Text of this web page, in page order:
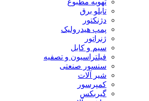
تهویه مطبوع
تابلو برق
دژنکتور
پمپ هیدرولیک
ژنراتور
سیم و کابل
فیلتراسیون و تصفیه
سنسور صنعتی
شیر آلات
کمپرسور
گیربکس